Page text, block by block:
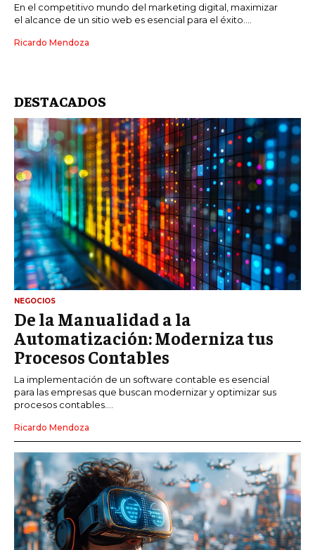
En el competitivo mundo del marketing digital, maximizar
el alcance de un sitio web es esencial para el éxito....
Ricardo Mendoza
DESTACADOS
NEGOCIOS
De la Manualidad a la
Automatización: Moderniza tus
Procesos Contables
La implementación de un software contable es esencial
para las empresas que buscan modernizar y optimizar sus
procesos contables....
Ricardo Mendoza